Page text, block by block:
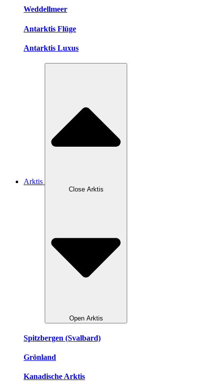
Weddellmeer
Antarktis Flüge
Antarktis Luxus
Arktis
Close Arktis
Open Arktis
Spitzbergen (Svalbard)
Grönland
Kanadische Arktis